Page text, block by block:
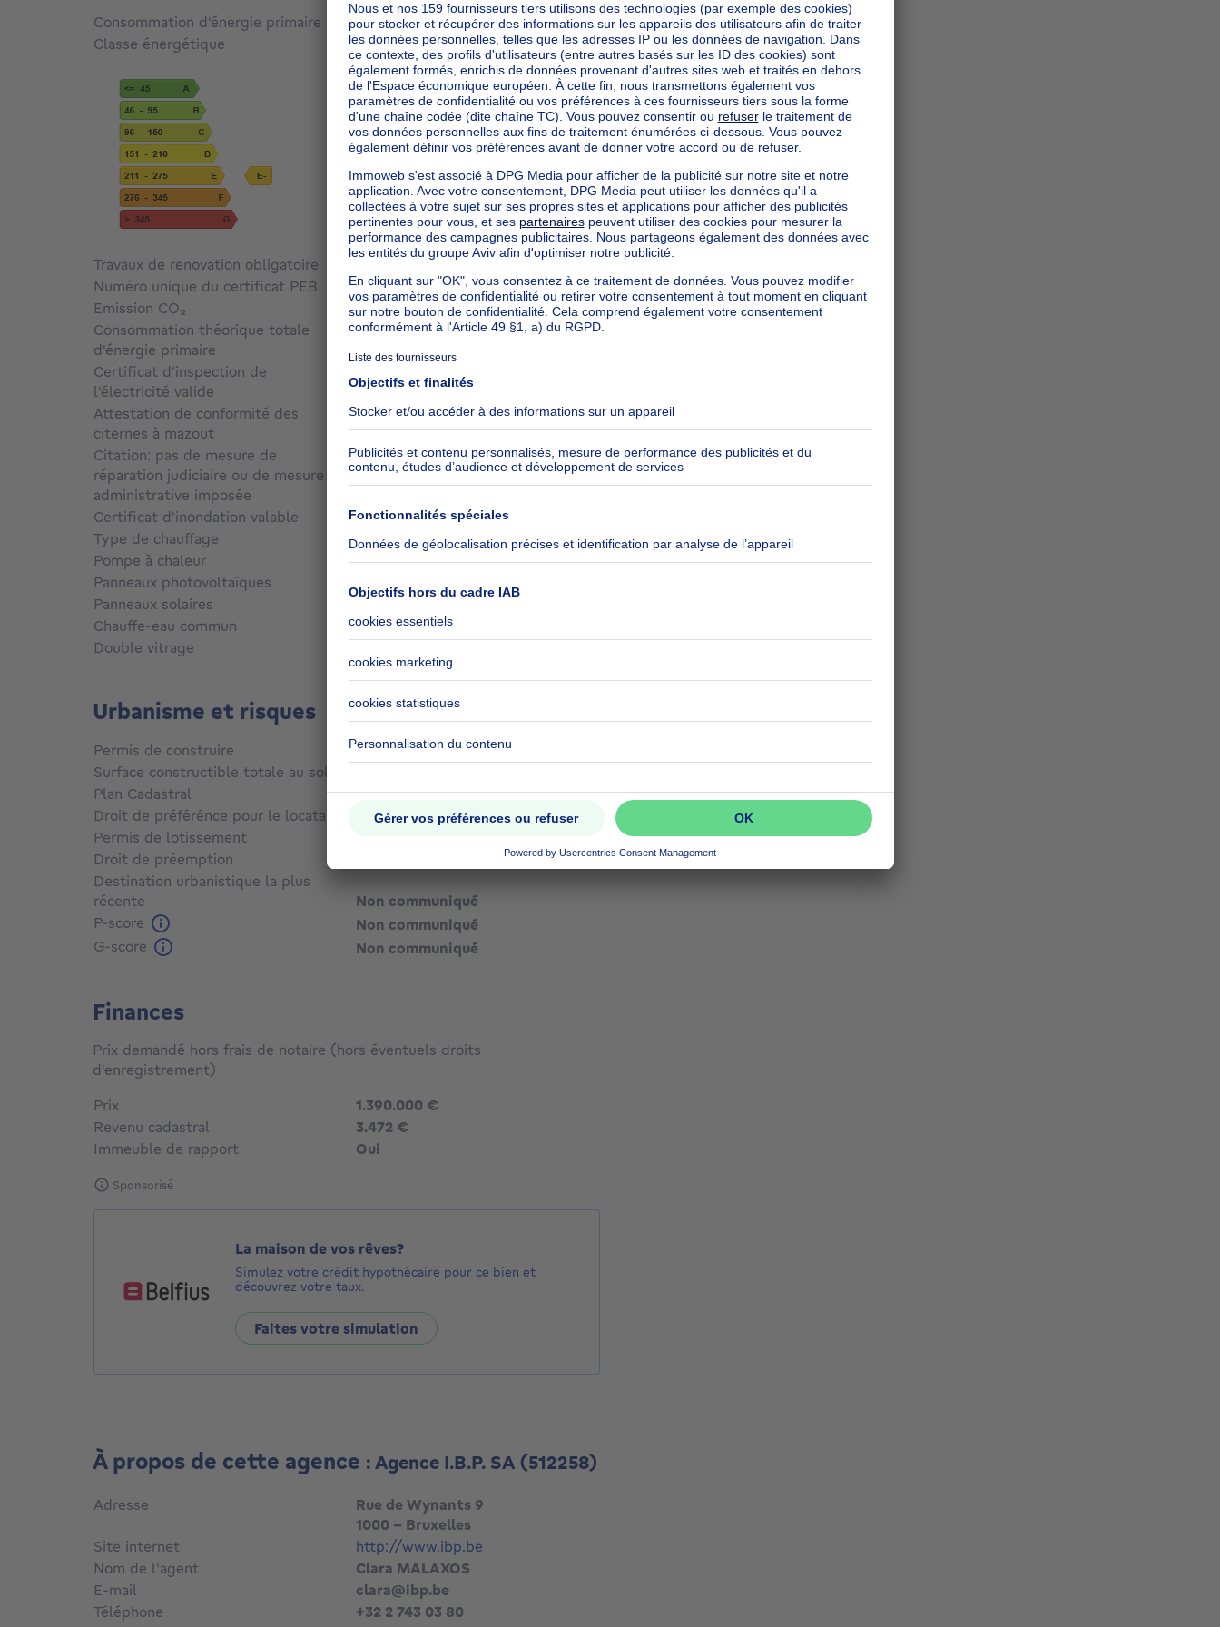
Consommation d'énergie primaire 273kWh/m² kilowattheure par mètres carrés
Classe énergétique
E
Travaux de renovation obligatoire
Non communiqué
Numéro unique du certificat PEB
Non communiqué
Emission CO₂
54 kg CO₂/m²
Consommation théorique totale
d'énergie primaire
14088 kWh/an
Certificat d'inspection de
l'électricité valide
Oui
Attestation de conformité des
citernes à mazout
Non
Citation: pas de mesure de
réparation judiciaire ou de mesure
administrative imposée
Certificat d'inondation valable
Non communiqué
Type de chauffage
Gaz
Pompe à chaleur
Non
Panneaux photovoltaïques
Panneaux solaires
Non
Chauffe-eau commun
Non
Double vitrage
Urbanisme et risques
Permis de construire
Non communiqué
Surface constructible totale au sol
Plan Cadastral
Non communiqué
Droit de préférénce pour le locataire
Non communiqué
Permis de lotissement
Droit de préemption
Destination urbanistique la plus
récente
Non communiqué
P-score
Non communiqué
G-score
Non communiqué
Finances
Prix demandé hors frais de notaire (hors éventuels droits
d'enregistrement)
Prix
1.390.000 €
Revenu cadastral
3.472 €
Immeuble de rapport
Oui
Sponsorisé
La maison de vos rêves?
Simulez votre crédit hypothécaire pour ce bien et
découvrez votre taux.
Faites votre simulation
À propos de cette agence : Agence I.B.P. SA (512258)
Adresse
Rue de Wynants 9
1000 - Bruxelles
Site internet
http://www.ibp.be
Nom de l'agent
Clara MALAXOS
E-mail
clara@ibp.be
Téléphone
+32 2 743 03 80